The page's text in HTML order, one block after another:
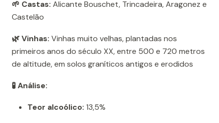
🌱 Castas: Alicante Bouschet, Trincadeira, Aragonez e
Castelão
🌿 Vinhas: Vinhas muito velhas, plantadas nos
primeiros anos do século XX, entre 500 e 720 metros
de altitude, em solos graníticos antigos e erodidos
🧪 Análise:
Teor alcoólico: 13,5%